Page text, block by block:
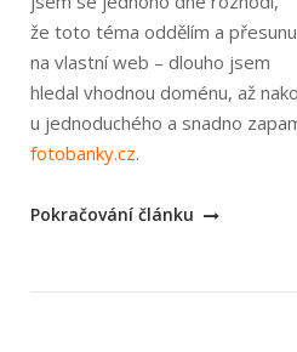
že toto téma oddělím a přesunu
na vlastní web – dlouho jsem
hledal vhodnou doménu, až
u jednoduchého a snadno
fotobanky.cz.
„Nový
Pokračování článku